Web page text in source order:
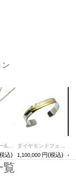
ン
ダブルフェザー&ダイヤモンドネックレス-K18イエローゴールド
1,100,000
覧